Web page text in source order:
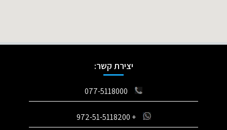
יצירת קשר:
077-5118000
+ 972-51-5118200